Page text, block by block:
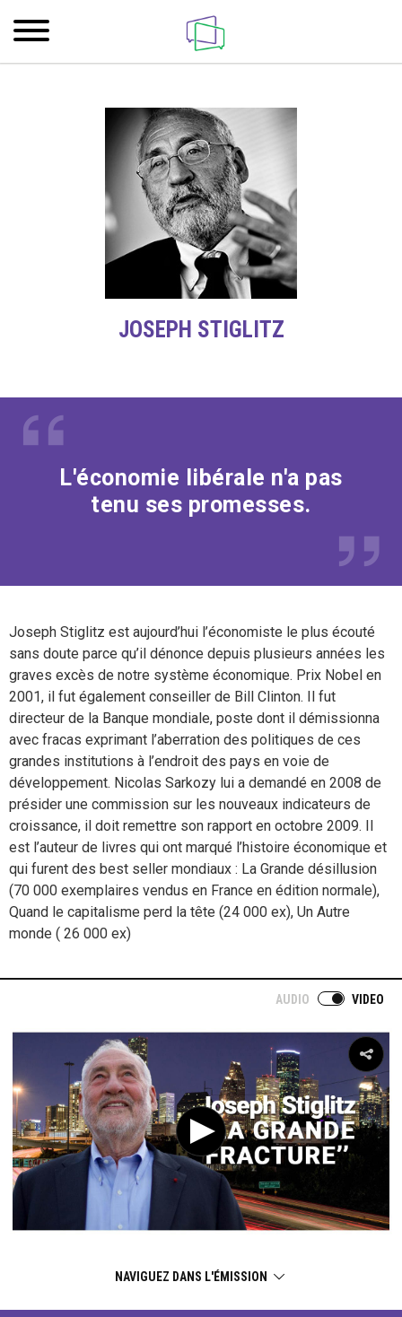
JOSEPH STIGLITZ
L'économie libérale n'a pas
tenu ses promesses.
Joseph Stiglitz est aujourd’hui l’économiste le plus écouté
sans doute parce qu’il dénonce depuis plusieurs années les
graves excès de notre système économique. Prix Nobel en
2001, il fut également conseiller de Bill Clinton. Il fut
directeur de la Banque mondiale, poste dont il démissionna
avec fracas exprimant l’aberration des politiques de ces
grandes institutions à l’endroit des pays en voie de
développement. Nicolas Sarkozy lui a demandé en 2008 de
présider une commission sur les nouveaux indicateurs de
croissance, il doit remettre son rapport en octobre 2009. Il
est l’auteur de livres qui ont marqué l’histoire économique et
qui furent des best seller mondiaux : La Grande désillusion
(70 000 exemplaires vendus en France en édition normale),
Quand le capitalisme perd la tête (24 000 ex), Un Autre
monde ( 26 000 ex)
AUDIO VIDEO
NAVIGUEZ DANS L'ÉMISSION